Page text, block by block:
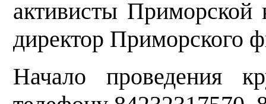
активисты
директор Приморского
Начало проведения